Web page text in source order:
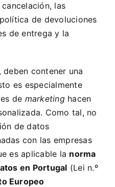
las
de devoluciones
de entrega y la
contener una
es especialmente
de marketinghacen
Como tal, no
de datos
con las empresas
es aplicable la norma
en Portugal (Lei n.º
Europeo